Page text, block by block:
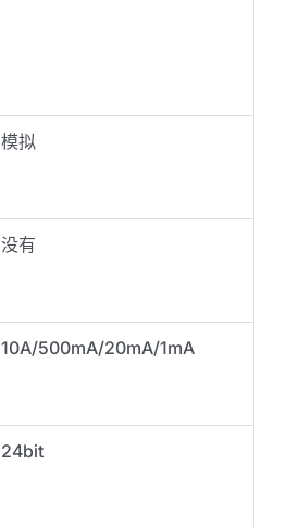
模拟
没有
10A/500mA/20mA/1mA
24bit